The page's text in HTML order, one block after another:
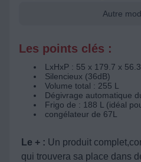
Autre
Les points clés :
LxHxP : 55 x 179.7 x
Silencieux (36dB)
Volume total : 255 L
Dégivrage automatique
Frigo de : 188 L (idéal
congélateur de 67L
Le + : Un produit
qui trouvera sa place dans